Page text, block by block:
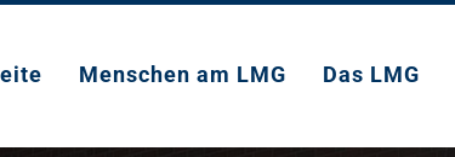
Menschen am LMG Das LMG